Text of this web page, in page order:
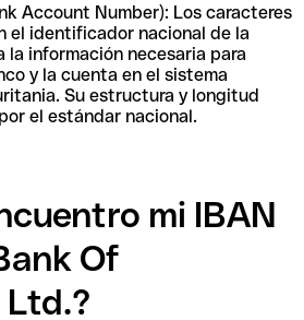
Account Number): Los caracteres
el identificador nacional de la
la información necesaria para
y la cuenta en el sistema
Su estructura y longitud
el estándar nacional.
mi IBAN
Of